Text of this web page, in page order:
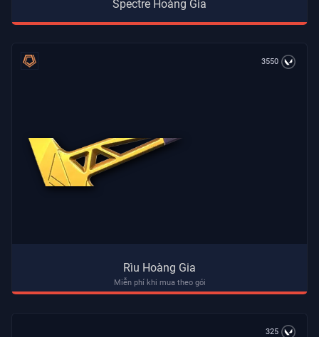
Spectre Hoàng Gia
3550
Rìu Hoàng Gia
Miễn phí khi mua theo gói
325